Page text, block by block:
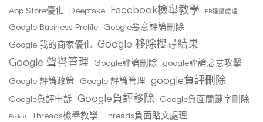
App Store優化 Deepfake Facebook檢舉教學 FB騷擾處理
Google Business Profile Google惡意評論刪除
Google 我的商家優化 Google 移除搜尋結果
Google 聲譽管理 Google評論刪除 google評論惡意攻擊
Google 評論政策 Google 評論管理 google負評刪除
Google負評申訴 Google負評移除 Google負面關鍵字刪除
Reddit Threads檢舉教學 Threads負面貼文處理